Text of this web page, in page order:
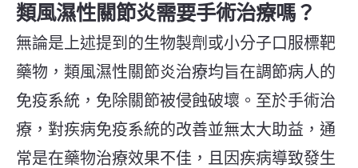
類風濕性關節炎需要手術治療嗎？
無論是上述提到的生物製劑或小分子口服標靶
藥物，類風濕性關節炎治療均旨在調節病人的
免疫系統，免除關節被侵蝕破壞。至於手術治
療，對疾病免疫系統的改善並無太大助益，通
常是在藥物治療效果不佳，且因疾病導致發生